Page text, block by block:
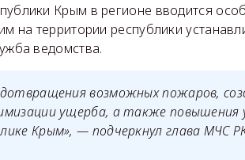
Крым в регионе вводится
на территории республики
ведомства.
возможных пожаров,
ущерба, а также повышения
Крым», — подчеркнул глава МЧС